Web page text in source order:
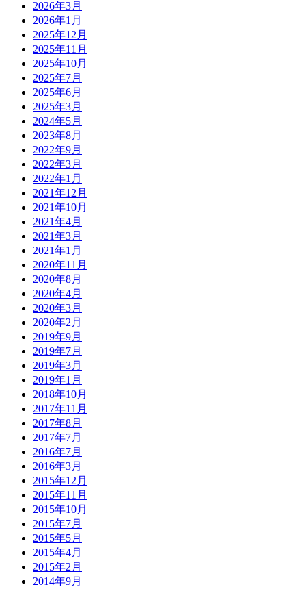
2026年3月
2026年1月
2025年12月
2025年11月
2025年10月
2025年7月
2025年6月
2025年3月
2024年5月
2023年8月
2022年9月
2022年3月
2022年1月
2021年12月
2021年10月
2021年4月
2021年3月
2021年1月
2020年11月
2020年8月
2020年4月
2020年3月
2020年2月
2019年9月
2019年7月
2019年3月
2019年1月
2018年10月
2017年11月
2017年8月
2017年7月
2016年7月
2016年3月
2015年12月
2015年11月
2015年10月
2015年7月
2015年5月
2015年4月
2015年2月
2014年9月